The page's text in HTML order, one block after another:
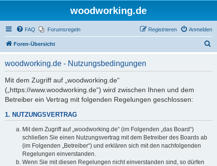
woodworking.de
FAQ Forumsregeln Anmelden
Registrieren
Foren-Übersicht
woodworking.de - Nutzungsbedingungen
Mit dem Zugriff auf „woodworking.de“
(„https://www.woodworking.de“) wird zwischen Ihnen und dem
Betreiber ein Vertrag mit folgenden Regelungen geschlossen:
1. NUTZUNGSVERTRAG
Mit dem Zugriff auf „woodworking.de“ (im Folgenden „das Board“)
schließen Sie einen Nutzungsvertrag mit dem Betreiber des Boards ab
(im Folgenden „Betreiber“) und erklären sich mit den nachfolgenden
Regelungen einverstanden.
Wenn Sie mit diesen Regelungen nicht einverstanden sind, so dürfen